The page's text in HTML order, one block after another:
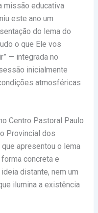
missão educativa
este ano um
do lema do
o que Ele vos
— integrada no
inicialmente
atmosféricas
Centro Pastoral Paulo
Provincial dos
apresentou o lema
concreta e
distante, nem um
ilumina a existência